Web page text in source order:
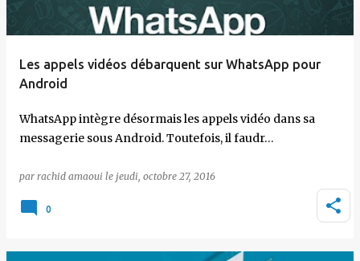
Les appels vidéos débarquent sur WhatsApp pour
Android
WhatsApp intègre désormais les appels vidéo dans sa
messagerie sous Android. Toutefois, il faudr…
par rachid amaoui le jeudi, octobre 27, 2016
0